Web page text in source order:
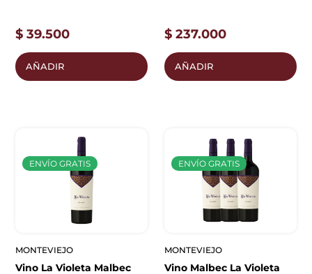
$ 39.500
AÑADIR
$ 237.000
AÑADIR
ENVÍO GRATIS
MONTEVIEJO
Vino La Violeta Malbec
ENVÍO GRATIS
MONTEVIEJO
Vino Malbec La Violeta